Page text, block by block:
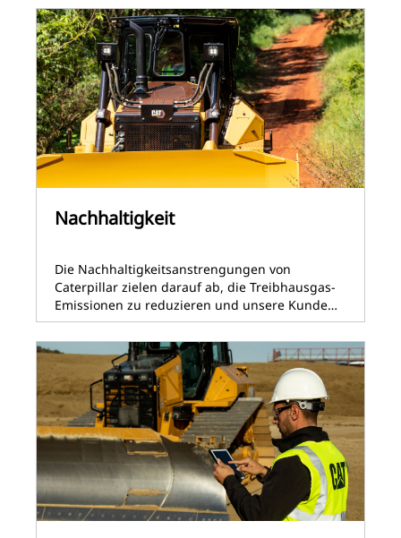
Nachhaltigkeit
Die Nachhaltigkeitsanstrengungen von
Caterpillar zielen darauf ab, die Treibhausgas-
Emissionen zu reduzieren und unsere Kunde…